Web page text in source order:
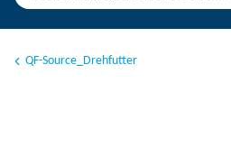
QF-Source_Drehfutter